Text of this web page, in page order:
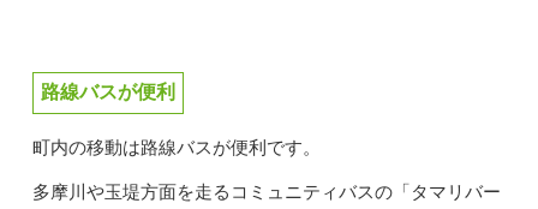
路線バスが便利
町内の移動は路線バスが便利です。
多摩川や玉堤方面を走るコミュニティバスの「タマリバー